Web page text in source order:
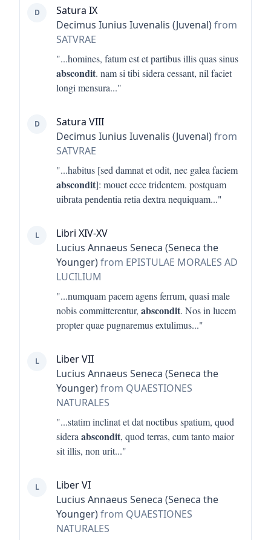
D
Satura IX
Decimus Iunius Iuvenalis (Juvenal)from
SATVRAE
"...homines, fatum est et partibus illis quas sinus
abscondit. nam si tibi sidera cessant, nil faciet
longi mensura..."
D
Satura VIII
Decimus Iunius Iuvenalis (Juvenal)from
SATVRAE
"...habitus [sed damnat et odit, nec galea faciem
abscondit]: mouet ecce tridentem. postquam
uibrata pendentia retia dextra nequiquam..."
L
Libri XIV-XV
Lucius Annaeus Seneca (Seneca the
Younger)from EPISTULAE MORALES AD
LUCILIUM
"...numquam pacem agens ferrum, quasi male
nobis committerentur, abscondit. Nos in lucem
propter quae pugnaremus extulimus..."
L
Liber VII
Lucius Annaeus Seneca (Seneca the
Younger)from QUAESTIONES
NATURALES
"...statim inclinat et dat noctibus spatium, quod
sidera abscondit, quod terras, cum tanto maior
sit illis, non urit..."
L
Liber VI
Lucius Annaeus Seneca (Seneca the
Younger)from QUAESTIONES
NATURALES